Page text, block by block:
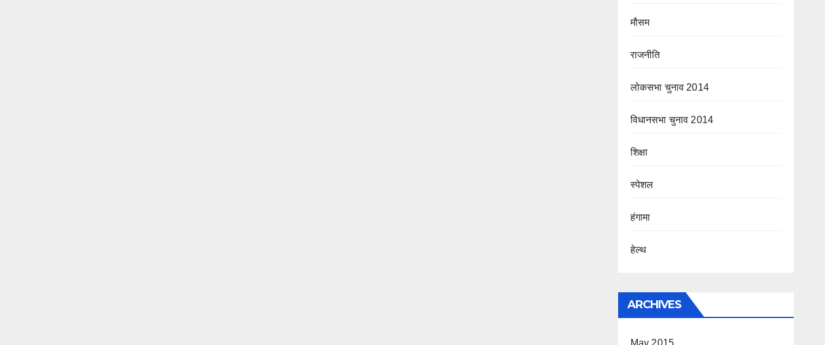
मौसम
राजनीति
लोकसभा चुनाव 2014
विधानसभा चुनाव 2014
शिक्षा
स्पेशल
हंगामा
हेल्थ
ARCHIVES
May 2015